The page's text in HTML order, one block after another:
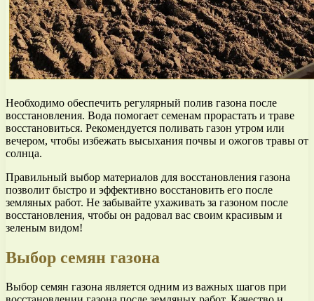
Необходимо обеспечить регулярный полив газона после
восстановления. Вода помогает семенам прорастать и траве
восстановиться. Рекомендуется поливать газон утром или
вечером, чтобы избежать высыхания почвы и ожогов травы от
солнца.
Правильный выбор материалов для восстановления газона
позволит быстро и эффективно восстановить его после
земляных работ. Не забывайте ухаживать за газоном после
восстановления, чтобы он радовал вас своим красивым и
зеленым видом!
Выбор семян газона
Выбор семян газона является одним из важных шагов при